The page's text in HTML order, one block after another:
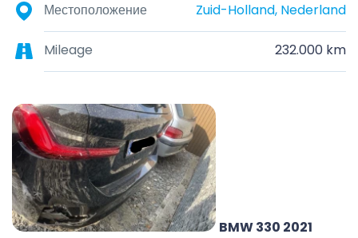
Местоположение Zuid-Holland, Nederland
Mileage 232.000 km
BMW 330 2021